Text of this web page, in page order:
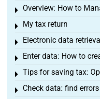
Overview: How to
Toggle menu
My tax return
Toggle menu
Electronic data
Toggle menu
Enter data: How to
Toggle menu
Tips for saving tax:
Toggle menu
Check data: find errors
Toggle menu